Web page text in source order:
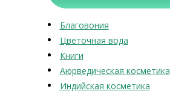
Благовония
Цветочная вода
Книги
Аюрведическая косметика
Индийская косметика